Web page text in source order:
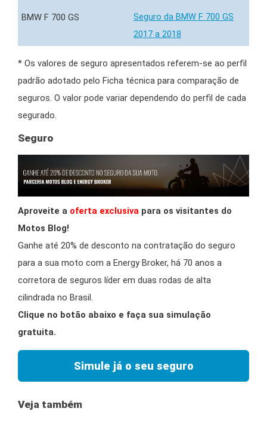
Seguro da BMW F 700 GS
2017 a 2018
* Os valores de seguro apresentados referem-se ao perfil
padrão adotado pelo Ficha técnica para comparação de
seguros. O valor pode variar dependendo do perfil de cada
segurado.
Seguro
Aproveite a oferta exclusiva para os visitantes do
Motos Blog!
Ganhe até 20% de desconto na contratação do seguro
para a sua moto com a Energy Broker, há 70 anos a
corretora de seguros líder em duas rodas de alta
cilindrada no Brasil.
Clique no botão abaixo e faça sua simulação
gratuita.
Simule já o seu seguro
Veja também